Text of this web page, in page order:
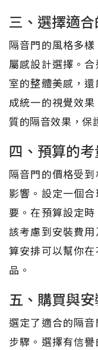
三、選擇適
隔音門的風格多
屬感設計選擇。
室的整體美感，
成統一的視覺效
質的隔音效果，保
四、預算的考
隔音門的價格受
影響。設定一個
要。在預算設定
該考慮到安裝費
算安排可以幫你
品。
五、購買與安
選定了適合的隔
步驟。選擇有信